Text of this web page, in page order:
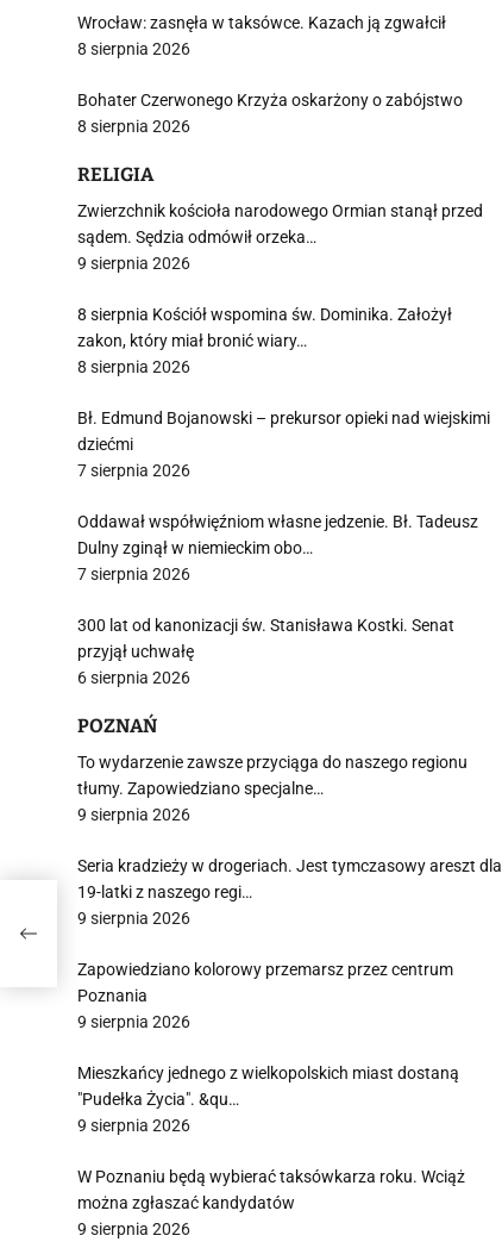
Wrocław: zasnęła w taksówce. Kazach ją zgwałcił
8 sierpnia 2026
Bohater Czerwonego Krzyża oskarżony o zabójstwo
8 sierpnia 2026
RELIGIA
Zwierzchnik kościoła narodowego Ormian stanął przed
sądem. Sędzia odmówił orzeka…
9 sierpnia 2026
8 sierpnia Kościół wspomina św. Dominika. Założył
zakon, który miał bronić wiary…
8 sierpnia 2026
Bł. Edmund Bojanowski – prekursor opieki nad wiejskimi
dziećmi
7 sierpnia 2026
Oddawał współwięźniom własne jedzenie. Bł. Tadeusz
Dulny zginął w niemieckim obo…
7 sierpnia 2026
300 lat od kanonizacji św. Stanisława Kostki. Senat
przyjął uchwałę
6 sierpnia 2026
POZNAŃ
To wydarzenie zawsze przyciąga do naszego regionu
tłumy. Zapowiedziano specjalne…
9 sierpnia 2026
Seria kradzieży w drogeriach. Jest tymczasowy areszt dla
19-latki z naszego regi…
9 sierpnia 2026
Zapowiedziano kolorowy przemarsz przez centrum
Poznania
9 sierpnia 2026
Mieszkańcy jednego z wielkopolskich miast dostaną
"Pudełka Życia". &qu…
9 sierpnia 2026
W Poznaniu będą wybierać taksówkarza roku. Wciąż
można zgłaszać kandydatów
9 sierpnia 2026